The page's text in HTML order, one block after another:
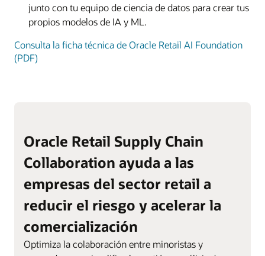
junto con tu equipo de ciencia de datos para crear tus
propios modelos de IA y ML.
Consulta la ficha técnica de Oracle Retail AI Foundation
(PDF)
Oracle Retail Supply Chain
Collaboration ayuda a las
empresas del sector retail a
reducir el riesgo y acelerar la
comercialización
Optimiza la colaboración entre minoristas y